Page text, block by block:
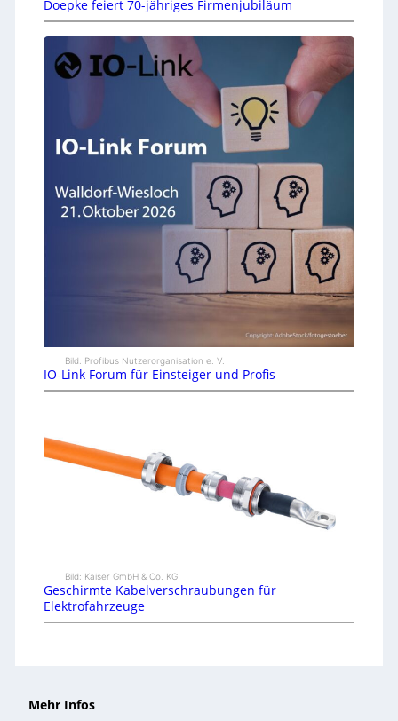
Doepke feiert 70-jähriges Firmenjubiläum
Bild: Profibus Nutzerorganisation e. V.
IO-Link Forum für Einsteiger und Profis
Bild: Kaiser GmbH & Co. KG
Geschirmte Kabelverschraubungen für
Elektrofahrzeuge
Mehr Infos